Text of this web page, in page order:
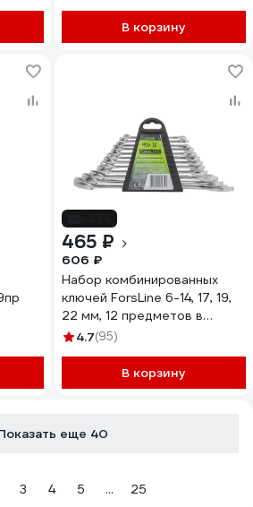
В корзину
465 ₽
606 ₽
Набор комбинированных
ключей ForsLine 6-14, 17, 19,
22 мм, 12 предметов в
пластиковом держателе FL-
4.7(95)
В корзину
еще 40
3 4 5 ... 25